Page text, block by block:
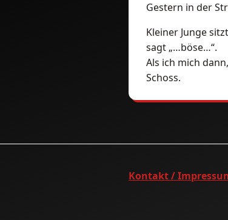
Gestern in der
Kleiner Junge
sagt „…böse…“.
Als ich mich
Schoss.
Kontakt /